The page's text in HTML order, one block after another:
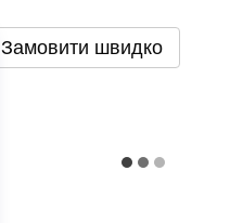
Замовити швидко